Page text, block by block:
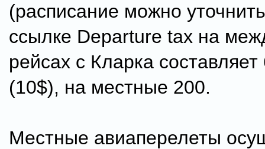
(расписание можно
ссылке Departure tax на
рейсах с Кларка
(10$), на местные 200.
Местные авиаперелеты